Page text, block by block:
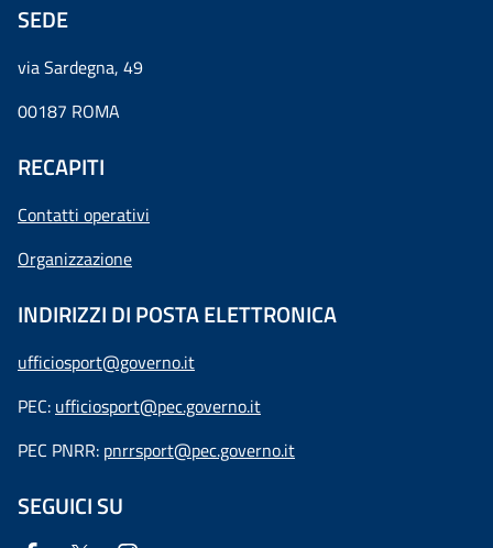
SEDE
via Sardegna, 49
00187 ROMA
RECAPITI
Contatti operativi
Organizzazione
INDIRIZZI DI POSTA ELETTRONICA
ufficiosport@governo.it
PEC: ufficiosport@pec.governo.it
PEC PNRR: pnrrsport@pec.governo.it
SEGUICI SU